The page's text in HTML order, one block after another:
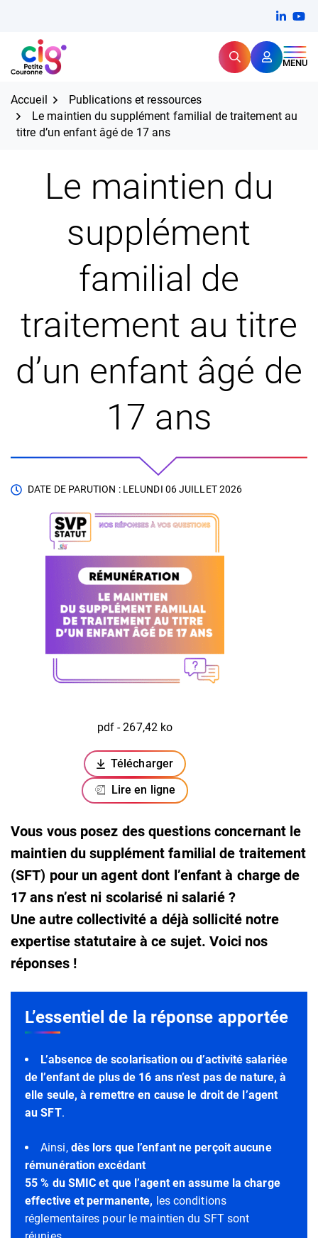
contenu
CIG Petite Couronne RechercherMENU
Expertise et proximité pour
Accueil
Publications et ressources
Le maintien du supplément familial de traitement au
titre d’un enfant âgé de 17 ans
Le maintien du
supplément
familial de
traitement au titre
d’un enfant âgé de
17 ans
DATE DE PARUTION : LELUNDI 06 JUILLET 2026
pdf - 267,42 ko
Télécharger
(ouverture dans un nouvel onglet)
Lire en ligne
Vous vous posez des questions concernant le
maintien du supplément familial de traitement
(SFT) pour un agent dont l’enfant à charge de
17 ans n’est ni scolarisé ni salarié ?
Une autre collectivité a déjà sollicité notre
expertise statutaire à ce sujet. Voici nos
réponses !
L’essentiel de la réponse apportée
L’absence de scolarisation ou d’activité salariée
de l’enfant de plus de 16 ans n’est pas de nature, à
elle seule, à remettre en cause le droit de l’agent
au SFT.
Ainsi, dès lors que l’enfant ne perçoit aucune
rémunération excédant
55 % du SMIC et que l’agent en assume la charge
effective et permanente, les conditions
réglementaires pour le maintien du SFT sont